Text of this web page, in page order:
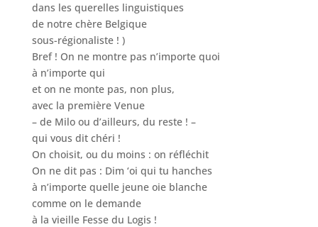
dans les querelles linguistiques
de notre chère Belgique
sous-régionaliste ! )
Bref ! On ne montre pas n’importe quoi
à n’importe qui
et on ne monte pas, non plus,
avec la première Venue
– de Milo ou d’ailleurs, du reste ! –
qui vous dit chéri !
On choisit, ou du moins : on réfléchit
On ne dit pas : Dim ‘oi qui tu hanches
à n’importe quelle jeune oie blanche
comme on le demande
à la vieille Fesse du Logis !